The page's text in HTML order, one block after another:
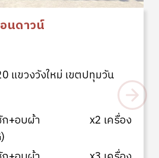
นดาวน์
แขวงวังใหม่ เขตปทุมวัน
ก+อบผ้า
x2 เครื่อง